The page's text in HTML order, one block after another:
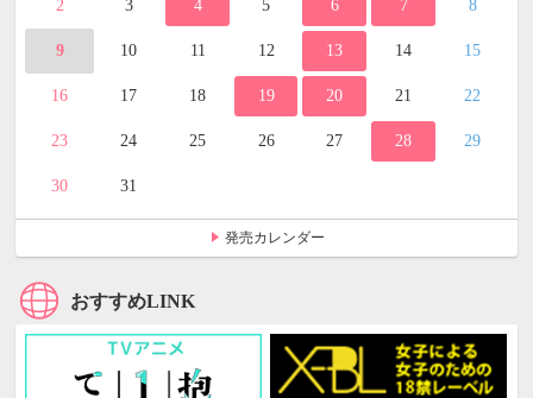
2 3 4 5 6 7 8
9 10 11 12 13 14 15
16 17 18 19 20 21 22
23 24 25 26 27 28 29
30 31
発売カレンダー
おすすめLINK